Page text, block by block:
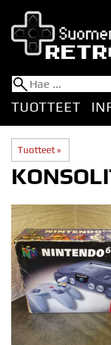
TUOTTEET
Tuotteet ‪»